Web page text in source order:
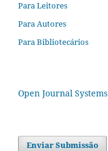
Para Leitores
Para Autores
Para Bibliotecários
Open Journal Systems
Enviar Submissão